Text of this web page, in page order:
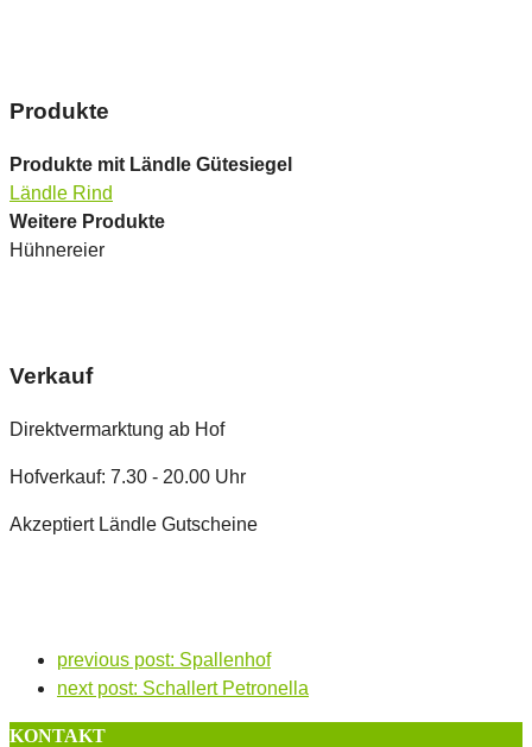
Produkte
Produkte mit Ländle Gütesiegel
Ländle Rind
Weitere Produkte
Hühnereier
Verkauf
Direktvermarktung ab Hof
Hofverkauf: 7.30 - 20.00 Uhr
Akzeptiert Ländle Gutscheine
previous post: Spallenhof
next post: Schallert Petronella
KONTAKT